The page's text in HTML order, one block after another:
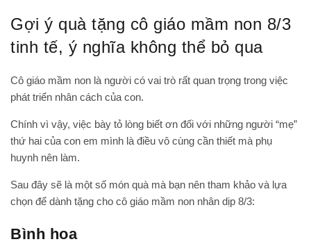
Gợi ý quà tặng cô giáo mầm non 8/3
tinh tế, ý nghĩa không thể bỏ qua
Cô giáo mầm non là người có vai trò rất quan trọng trong việc
phát triển nhân cách của con.
Chính vì vậy, việc bày tỏ lòng biết ơn đối với những người “mẹ”
thứ hai của con em mình là điều vô cùng cần thiết mà phụ
huynh nên làm.
Sau đây sẽ là một số món quà mà bạn nên tham khảo và lựa
chọn để dành tặng cho cô giáo mầm non nhân dịp 8/3:
Bình hoa